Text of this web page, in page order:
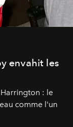
envahit les
: le
comme l'un